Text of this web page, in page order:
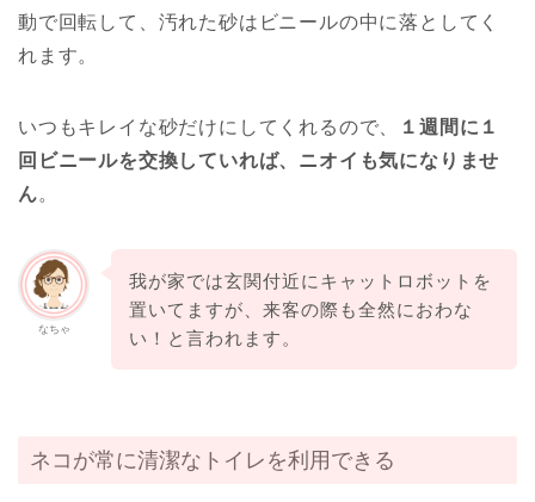
動で回転して、汚れた砂はビニールの中に落としてく
れます。
いつもキレイな砂だけにしてくれるので、
１週間に１
回ビニールを交換していれば、ニオイも気になりませ
ん。
なちゃ
我が家では玄関付近にキャットロボットを
置いてますが、来客の際も全然におわな
い！と言われます。
ネコが常に清潔なトイレを利用できる